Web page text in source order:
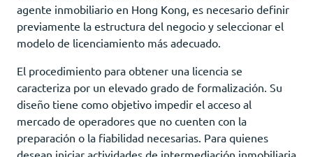
agente inmobiliario en Hong Kong, es necesario definir
previamente la estructura del negocio y seleccionar el
modelo de licenciamiento más adecuado.
El procedimiento para obtener una licencia se
caracteriza por un elevado grado de formalización. Su
diseño tiene como objetivo impedir el acceso al
mercado de operadores que no cuenten con la
preparación o la fiabilidad necesarias. Para quienes
desean iniciar actividades de intermediación inmobiliaria